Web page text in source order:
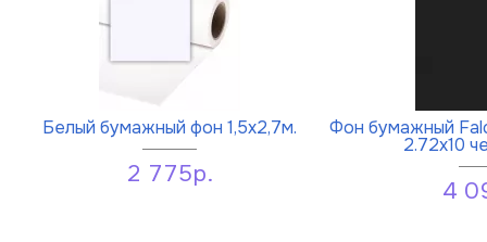
Белый бумажный фон 1,5х2,7м.
2 775р.
Фон бумажный
2.72x10
4